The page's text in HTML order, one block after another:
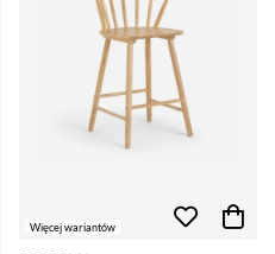
Więcej wariantów